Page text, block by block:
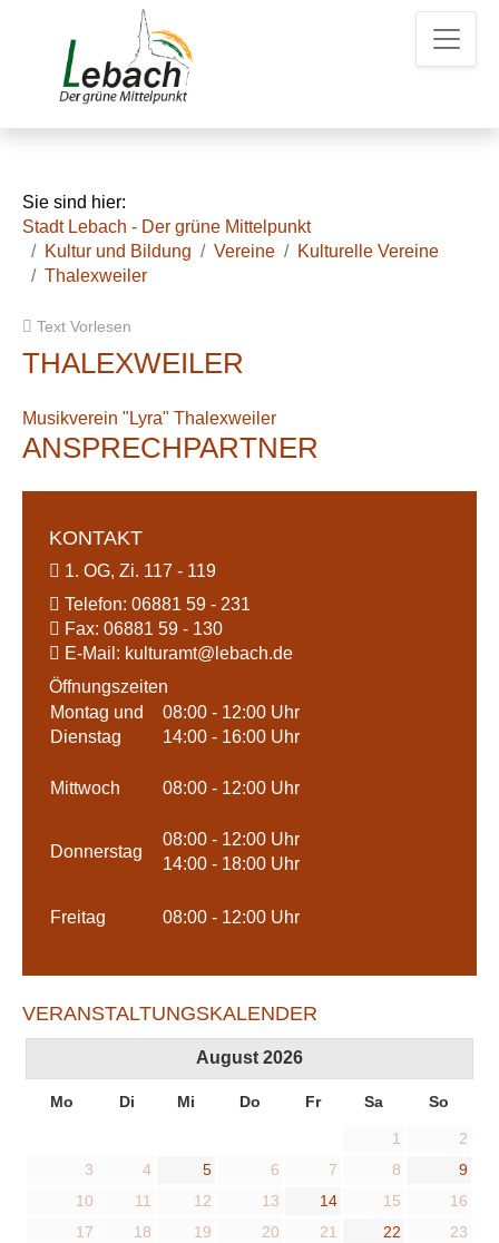
u
h
K
Sie sind hier:
Stadt Lebach - Der grüne Mittelpunkt
Kultur und Bildung
Vereine
Kulturelle Vereine
Thalexweiler
Text Vorlesen
THALEXWEILER
Musikverein "Lyra" Thalexweiler
ANSPRECHPARTNER
KONTAKT
1. OG, Zi. 117 - 119
Telefon: 06881 59 - 231
Fax: 06881 59 - 130
E-Mail: kulturamt@ lebach.de
Öffnungszeiten
Montag und
Dienstag
08:00 - 12:00 Uhr
14:00 - 16:00 Uhr
Mittwoch 08:00 - 12:00 Uhr
Donnerstag
08:00 - 12:00 Uhr
14:00 - 18:00 Uhr
Freitag 08:00 - 12:00 Uhr
VERANSTALTUNGSKALENDER
August 2026
Mo Di Mi Do Fr Sa So
1
2
3
4 5 6 7 8
9
10
11 12 13 14 15
16
17
18 19 20 21 22
23